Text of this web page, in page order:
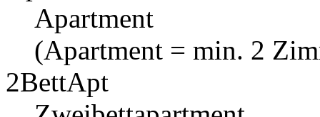
Apartment
(Apartment = min. 2
2BettApt